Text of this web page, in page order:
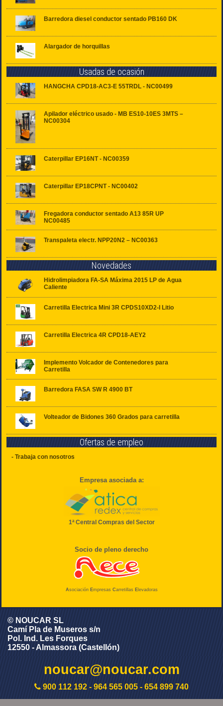
Barredora diesel conductor sentado PB160 DK
Alargador de horquillas
Usadas de ocasión
HANGCHA CPD18-AC3-E 55TRDL - NC00499
Apilador eléctrico usado - MB ES10-10ES 3MTS –
NC00304
Caterpillar EP16NT - NC00359
Caterpillar EP18CPNT - NC00402
Fregadora conductor sentado A13 85R UP
NC00485
Transpaleta electr. NPP20N2 – NC00363
Novedades
Hidrolimpiadora FA-SA Máxima 2015 LP de Agua
Caliente
Carretilla Electrica Mini 3R CPDS10XD2-I Litio
Carretilla Electrica 4R CPD18-AEY2
Implemento Volcador de Contenedores para
Carretilla
Barredora FASA SW R 4900 BT
Volteador de Bidones 360 Grados para carretilla
Ofertas de empleo
- Trabaja con nosotros
Empresa asociada a:
1ª Central Compras del Sector
Socio de pleno derecho
Asociación Empresas Carretillas Elevadoras
© NOUCAR SL
Camí Pla de Museros s/n
Pol. Ind. Les Forques
12550 - Almassora (Castellón)
noucar@noucar.com
900 112 192 - 964 565 005 - 654 899 740